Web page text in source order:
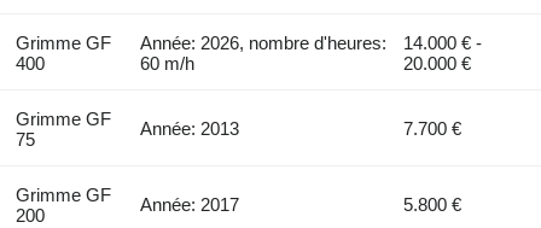
Grimme GF
400
Année: 2026, nombre d'heures:
60 m/h
14.000 € -
20.000 €
Grimme GF
75
Année: 2013 7.700 €
Grimme GF
200
Année: 2017 5.800 €